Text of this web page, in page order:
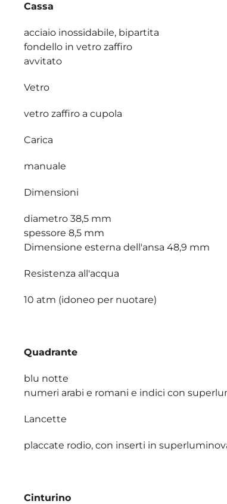
Cassa
acciaio inossidabile, bipartita
fondello in vetro zaffiro
avvitato
Vetro
vetro zaffiro a cupola
Carica
manuale
Dimensioni
diametro 38,5 mm
spessore 8,5 mm
Dimensione esterna dell'ansa 48,9 mm
Resistenza all'acqua
10 atm (idoneo per nuotare)
Quadrante
blu notte
numeri arabi e romani e indici con
Lancette
placcate rodio, con inserti in
Cinturino